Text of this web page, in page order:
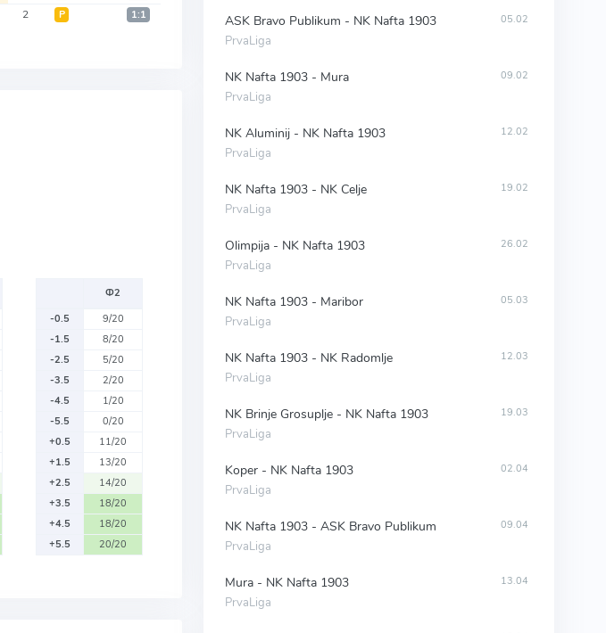
2 Р 1:1
Ф2
-0.5
9/20
-1.5
8/20
-2.5
5/20
-3.5
2/20
-4.5
1/20
-5.5
0/20
+0.5
11/20
+1.5
13/20
+2.5
14/20
+3.5
18/20
+4.5
18/20
+5.5
20/20
ASK Bravo Publikum - NK Nafta 1903
PrvaLiga
05.02
NK Nafta 1903 - Mura
PrvaLiga
09.02
NK Aluminij - NK Nafta 1903
PrvaLiga
12.02
NK Nafta 1903 - NK Celje
PrvaLiga
19.02
Olimpija - NK Nafta 1903
PrvaLiga
26.02
NK Nafta 1903 - Maribor
PrvaLiga
05.03
NK Nafta 1903 - NK Radomlje
PrvaLiga
12.03
NK Brinje Grosuplje - NK Nafta 1903
PrvaLiga
19.03
Koper - NK Nafta 1903
PrvaLiga
02.04
NK Nafta 1903 - ASK Bravo Publikum
PrvaLiga
09.04
Mura - NK Nafta 1903
PrvaLiga
13.04